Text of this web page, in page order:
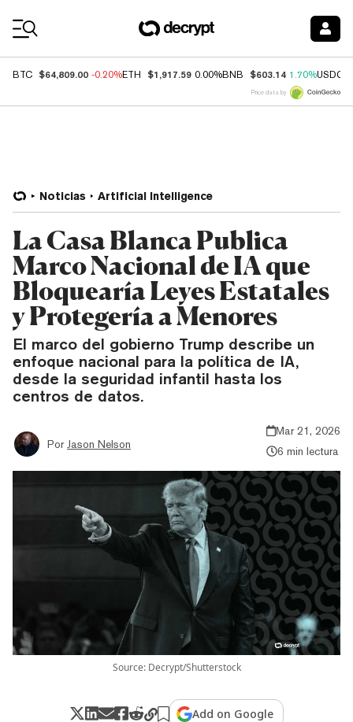
BTC $64,809.00 -0.20%ETH $1,917.59 0.00%BNB $603.14 1.70%USDC
Price data by
Noticias Artificial Intelligence
La Casa Blanca Publica
Marco Nacional de IA que
Bloquearía Leyes Estatales
y Protegería a Menores
El marco del gobierno Trump describe un
enfoque nacional para la política de IA,
desde la seguridad infantil hasta los
centros de datos.
Por Jason Nelson
Mar 21, 2026
6 min lectura
Source: Decrypt/Shutterstock
Add on Google